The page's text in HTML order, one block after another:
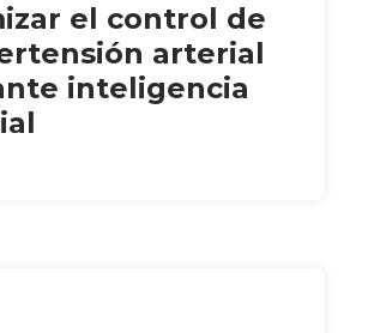
el control de
arterial
inteligencia